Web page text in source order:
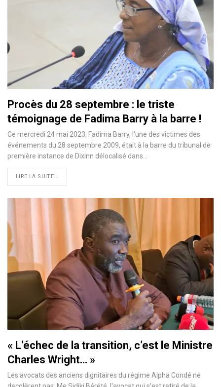
Procès du 28 septembre : le triste
témoignage de Fadima Barry à la barre !
Ce mercredi 24 mai 2023, Fadima Barry, l'une des victimes des
événements du 28 septembre 2009, était à la barre du tribunal de
première instance de Dixinn délocalisé dans…
LIRE LA SUITE...
« L’échec de la transition, c’est le Ministre
Charles Wright… »
Les avocats des anciens dignitaires du régime Alpha Condé ne